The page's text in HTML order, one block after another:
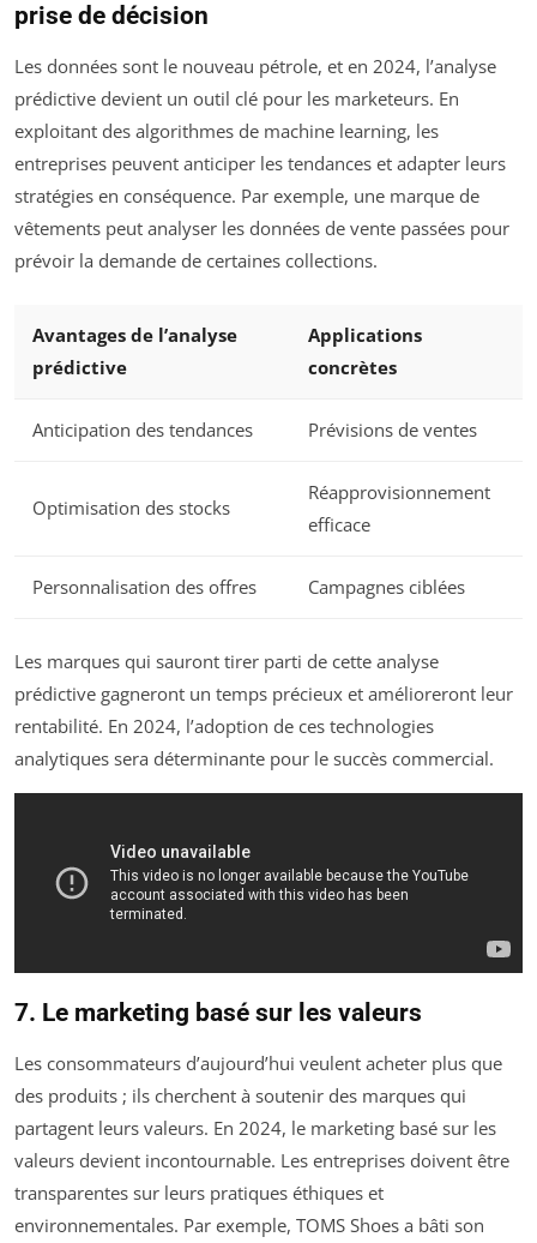
prise de décision
Les données sont le nouveau pétrole, et en 2024, l’analyse
prédictive devient un outil clé pour les marketeurs. En
exploitant des algorithmes de machine learning, les
entreprises peuvent anticiper les tendances et adapter leurs
stratégies en conséquence. Par exemple, une marque de
vêtements peut analyser les données de vente passées pour
prévoir la demande de certaines collections.
Avantages de l’analyse
prédictive
Applications
concrètes
Anticipation des tendances Prévisions de ventes
Optimisation des stocks
Réapprovisionnement
efficace
Personnalisation des offres Campagnes ciblées
Les marques qui sauront tirer parti de cette analyse
prédictive gagneront un temps précieux et amélioreront leur
rentabilité. En 2024, l’adoption de ces technologies
analytiques sera déterminante pour le succès commercial.
7. Le marketing basé sur les valeurs
Les consommateurs d’aujourd’hui veulent acheter plus que
des produits ; ils cherchent à soutenir des marques qui
partagent leurs valeurs. En 2024, le marketing basé sur les
valeurs devient incontournable. Les entreprises doivent être
transparentes sur leurs pratiques éthiques et
environnementales. Par exemple, TOMS Shoes a bâti son